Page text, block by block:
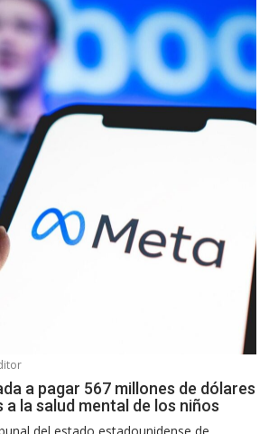
a pagar 567 millones de dólares
la salud mental de los niños